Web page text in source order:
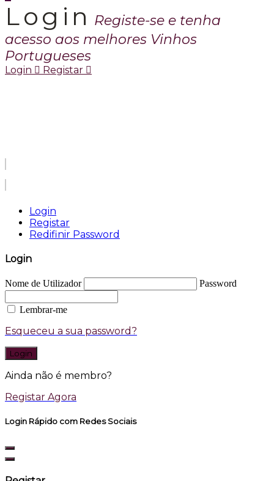
Login Registe-se e tenha
acesso aos melhores Vinhos
Portugueses
Login Registar
Login
Registar
Redifinir Password
Login
Nome de Utilizador Password
Lembrar-me
Esqueceu a sua password?
Login
Ainda não é membro?
Registar Agora
Login Rápido com Redes Sociais